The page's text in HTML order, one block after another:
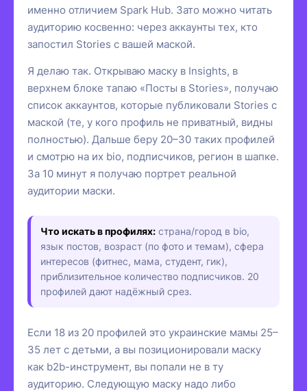
именно отличием Spark Hub. Зато можно читать
аудиторию косвенно: через аккаунты тех, кто
запостил Stories с вашей маской.
Я делаю так. Открываю маску в Insights, в
верхнем блоке тапаю «Посты в Stories», получаю
список аккаунтов, которые публиковали Stories с
маской (те, у кого профиль не приватный, видны
полностью). Дальше беру 20–30 таких профилей
и смотрю на их bio, подписчиков, регион в шапке.
За 10 минут я получаю портрет реальной
аудитории маски.
Что искать в профилях: страна/город в bio,
язык постов, возраст (по фото и темам), сфера
интересов (фитнес, мама, студент, гик),
приблизительное количество подписчиков. 20
профилей дают надёжный срез.
Если 18 из 20 профилей это украинские мамы 25–
35 лет с детьми, а вы позиционировали маску
как b2b-инструмент, вы попали не в ту
аудиторию. Следующую маску надо либо